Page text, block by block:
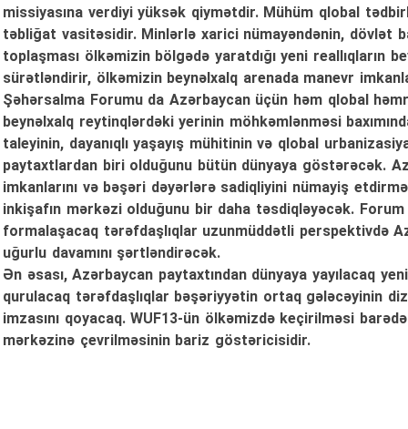
missiyasına verdiyi yüksək qiymətdir. Mühüm qlobal
təbliğat vasitəsidir. Minlərlə xarici nümayəndənin, dövlət
toplaşması ölkəmizin bölgədə yaratdığı yeni reallıqların
sürətləndirir, ölkəmizin beynəlxalq arenada manevr
Şəhərsalma Forumu da Azərbaycan üçün həm qlobal
beynəlxalq reytinqlərdəki yerinin möhkəmlənməsi
taleyinin, dayanıqlı yaşayış mühitinin və qlobal
paytaxtlardan biri olduğunu bütün dünyaya göstərəcək.
imkanlarını və bəşəri dəyərlərə sadiqliyini nümayiş
inkişafın mərkəzi olduğunu bir daha təsdiqləyəcək.
formalaşacaq tərəfdaşlıqlar uzunmüddətli perspektivdə
uğurlu davamını şərtləndirəcək.
Ən əsası, Azərbaycan paytaxtından dünyaya yayılacaq
qurulacaq tərəfdaşlıqlar bəşəriyyətin ortaq gələcəyinin
imzasını qoyacaq. WUF13-ün ölkəmizdə keçirilməsi
mərkəzinə çevrilməsinin bariz göstəricisidir.